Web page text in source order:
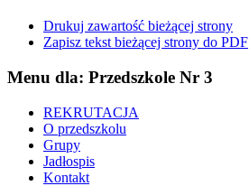
Drukuj zawartość bieżącej strony
Zapisz tekst bieżącej strony do PDF
Menu dla: Przedszkole Nr 3
REKRUTACJA
O przedszkolu
Grupy
Jadłospis
Kontakt